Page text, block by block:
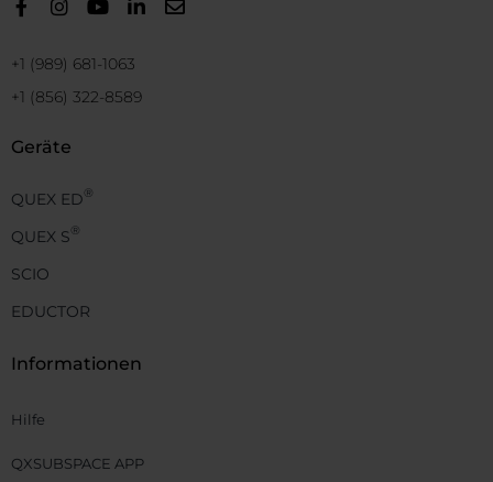
+1 (989) 681-1063
+1 (856) 322-8589
Geräte
QUEX ED®
QUEX S®
SCIO
EDUCTOR
Informationen
Hilfe
QXSUBSPACE APP